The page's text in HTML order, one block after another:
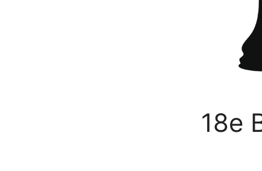
18e